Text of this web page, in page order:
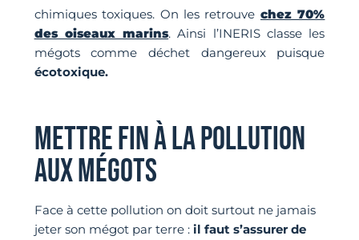
chimiques toxiques. On les retrouve chez 70%
des oiseaux marins. Ainsi l’INERIS classe les
mégots comme déchet dangereux puisque
écotoxique.
METTRE FIN À LA POLLUTION
AUX MÉGOTS
Face à cette pollution on doit surtout ne jamais
jeter son mégot par terre : il faut s’assurer de